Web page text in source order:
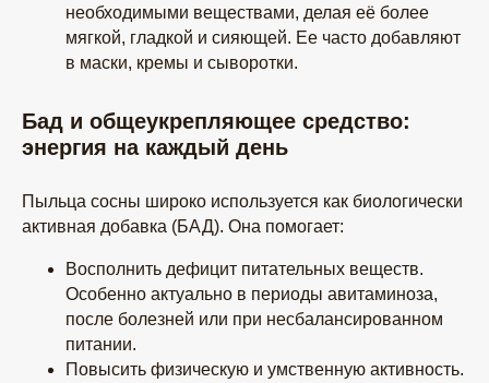
необходимыми веществами, делая её более
мягкой, гладкой и сияющей. Ее часто добавляют
в маски, кремы и сыворотки.
Бад и общеукрепляющее средство:
энергия на каждый день
Пыльца сосны широко используется как биологически
активная добавка (БАД). Она помогает:
Восполнить дефицит питательных веществ.
Особенно актуально в периоды авитаминоза,
после болезней или при несбалансированном
питании.
Повысить физическую и умственную активность.